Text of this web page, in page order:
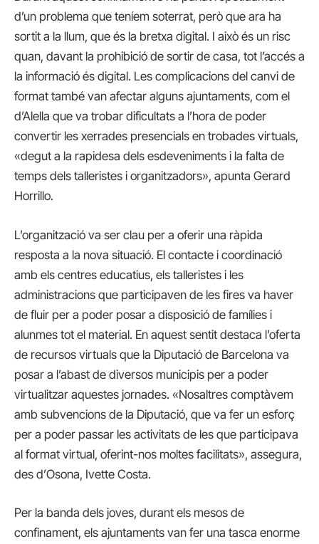
d’un problema que teníem soterrat, però que ara ha
sortit a la llum, que és la bretxa digital. I això és un risc
quan, davant la prohibició de sortir de casa, tot l’accés a
la informació és digital. Les complicacions del canvi de
format també van afectar alguns ajuntaments, com el
d’Alella que va trobar dificultats a l’hora de poder
convertir les xerrades presencials en trobades virtuals,
«degut a la rapidesa dels esdeveniments i la falta de
temps dels talleristes i organitzadors», apunta Gerard
Horrillo.
L’organització va ser clau per a oferir una ràpida
resposta a la nova situació. El contacte i coordinació
amb els centres educatius, els talleristes i les
administracions que participaven de les fires va haver
de fluir per a poder posar a disposició de famílies i
alunmes tot el material. En aquest sentit destaca l’oferta
de recursos virtuals que la Diputació de Barcelona va
posar a l’abast de diversos municipis per a poder
virtualitzar aquestes jornades. «Nosaltres comptàvem
amb subvencions de la Diputació, que va fer un esforç
per a poder passar les activitats de les que participava
al format virtual, oferint-nos moltes facilitats», assegura,
des d’Osona, Ivette Costa.
Per la banda dels joves, durant els mesos de
confinament, els ajuntaments van fer una tasca enorme